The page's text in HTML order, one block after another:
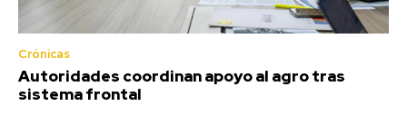
Crónicas
Autoridades coordinan apoyo al agro tras
sistema frontal